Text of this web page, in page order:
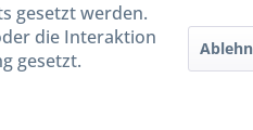
gesetzt werden.
die Interaktion
gesetzt.